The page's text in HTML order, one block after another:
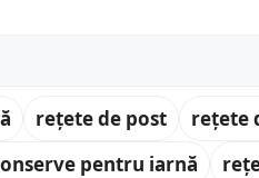
rețete de post rețete
pentru iarnă